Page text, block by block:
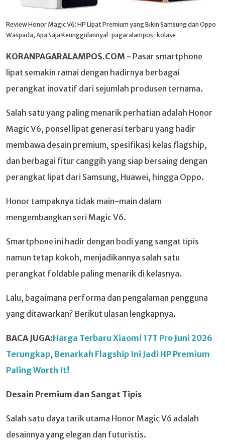
Review Honor Magic V6: HP Lipat Premium yang Bikin Samsung dan Oppo
Waspada, Apa Saja Keunggulannya!-pagaralampos-kolase
KORANPAGARALAMPOS.COM - Pasar smartphone
lipat semakin ramai dengan hadirnya berbagai
perangkat inovatif dari sejumlah produsen ternama.
Salah satu yang paling menarik perhatian adalah Honor
Magic V6, ponsel lipat generasi terbaru yang hadir
membawa desain premium, spesifikasi kelas flagship,
dan berbagai fitur canggih yang siap bersaing dengan
perangkat lipat dari Samsung, Huawei, hingga Oppo.
Honor tampaknya tidak main-main dalam
mengembangkan seri Magic V6.
Smartphone ini hadir dengan bodi yang sangat tipis
namun tetap kokoh, menjadikannya salah satu
perangkat foldable paling menarik di kelasnya.
Lalu, bagaimana performa dan pengalaman pengguna
yang ditawarkan? Berikut ulasan lengkapnya.
BACA JUGA:Harga Terbaru Xiaomi 17T Pro Juni 2026
Terungkap, Benarkah Flagship Ini Jadi HP Premium
Paling Worth It!
Desain Premium dan Sangat Tipis
Salah satu daya tarik utama Honor Magic V6 adalah
desainnya yang elegan dan futuristis.